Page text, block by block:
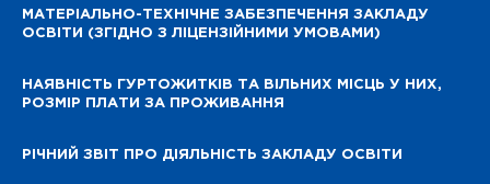
МАТЕРІАЛЬНО-ТЕХНІЧНЕ ЗАБЕЗПЕЧЕННЯ ЗАКЛАДУ
ОСВІТИ (ЗГІДНО З ЛІЦЕНЗІЙНИМИ УМОВАМИ)
НАЯВНІСТЬ ГУРТОЖИТКІВ ТА ВІЛЬНИХ МІСЦЬ У НИХ,
РОЗМІР ПЛАТИ ЗА ПРОЖИВАННЯ
РІЧНИЙ ЗВІТ ПРО ДІЯЛЬНІСТЬ ЗАКЛАДУ ОСВІТИ